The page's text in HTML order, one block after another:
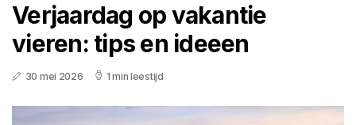
Verjaardag op vakantie
vieren: tips en ideeen
30 mei 2026 1 min leestijd